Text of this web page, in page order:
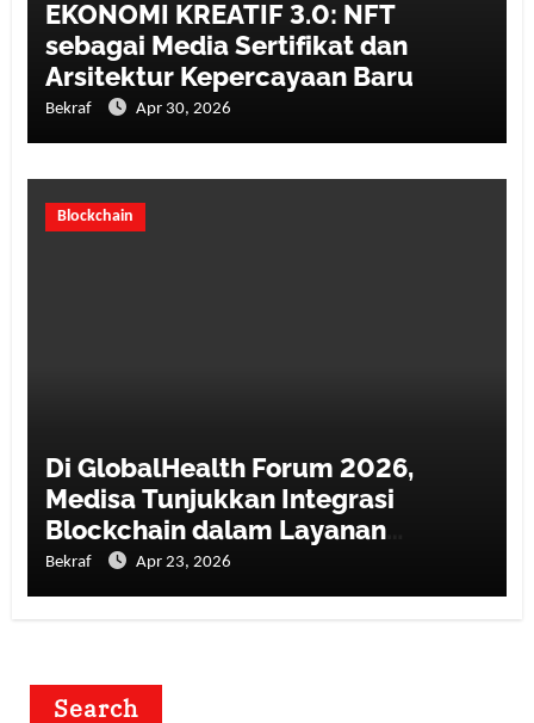
EKONOMI KREATIF 3.0: NFT
sebagai Media Sertifikat dan
Arsitektur Kepercayaan Baru
Bekraf Apr 30, 2026
Blockchain
Di GlobalHealth Forum 2026,
Medisa Tunjukkan Integrasi
Blockchain dalam Layanan
Kesehatan
Bekraf Apr 23, 2026
Search